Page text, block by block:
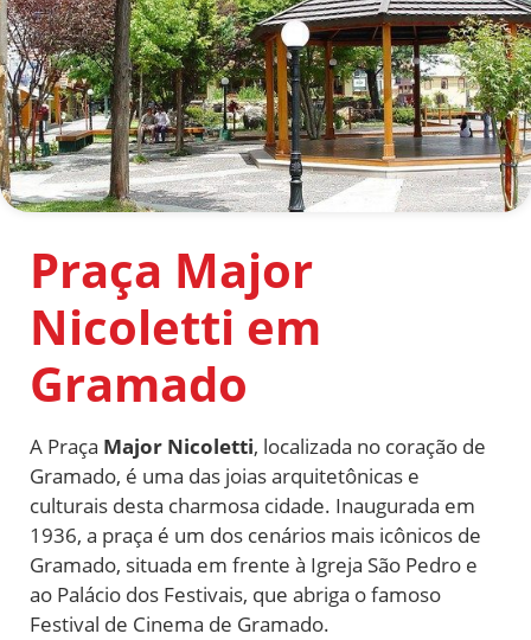
Praça Major
Nicoletti em
Gramado
A Praça Major Nicoletti, localizada no coração de
Gramado, é uma das joias arquitetônicas e
culturais desta charmosa cidade. Inaugurada em
1936, a praça é um dos cenários mais icônicos de
Gramado, situada em frente à Igreja São Pedro e
ao Palácio dos Festivais, que abriga o famoso
Festival de Cinema de Gramado.